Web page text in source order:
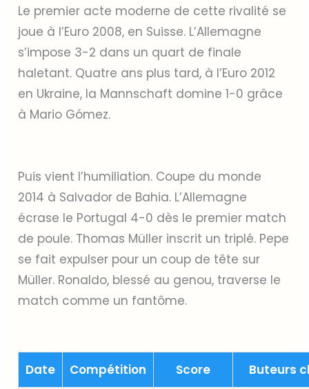
Le premier acte moderne de cette rivalité se
joue à l’Euro 2008, en Suisse. L’Allemagne
s’impose 3-2 dans un quart de finale
haletant. Quatre ans plus tard, à l’Euro 2012
en Ukraine, la Mannschaft domine 1-0 grâce
à Mario Gómez.
Puis vient l’humiliation. Coupe du monde
2014 à Salvador de Bahia. L’Allemagne
écrase le Portugal 4-0 dès le premier match
de poule. Thomas Müller inscrit un triplé. Pepe
se fait expulser pour un coup de tête sur
Müller. Ronaldo, blessé au genou, traverse le
match comme un fantôme.
Date Compétition Score Buteurs